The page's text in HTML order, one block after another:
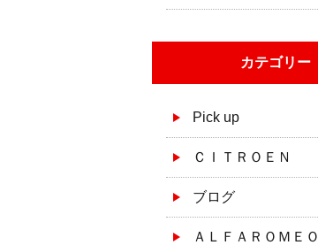
カテゴリー
Pick up
ＣＩＴＲＯＥＮ
ブログ
ＡＬＦＡＲＯＭＥＯ